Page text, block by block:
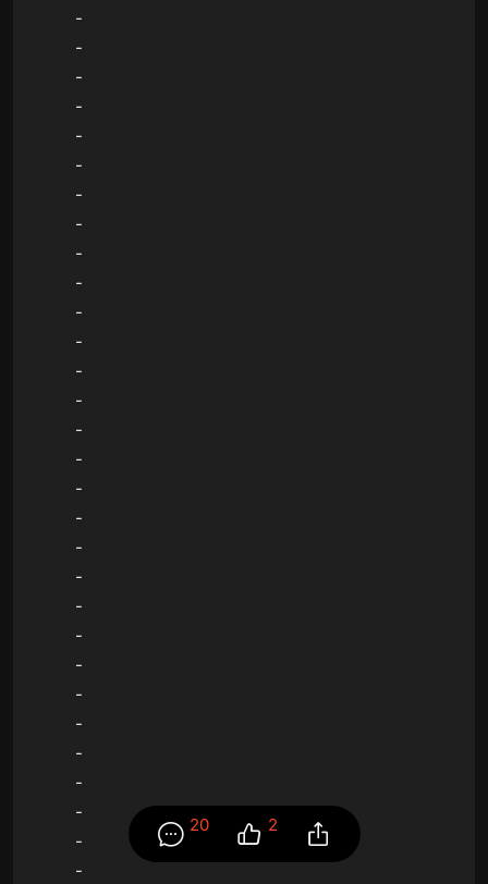
-
-
-
-
-
-
-
-
-
-
-
-
-
-
-
-
-
-
-
-
-
-
-
-
-
-
-
-
-
-
20 2